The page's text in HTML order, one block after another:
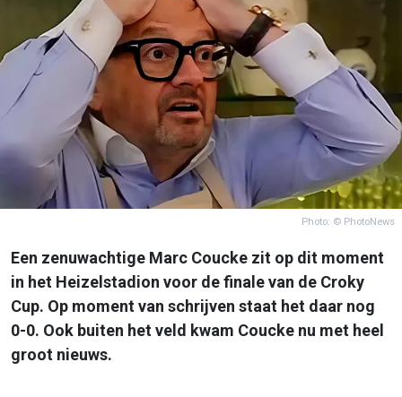
Photo: © PhotoNews
Een zenuwachtige Marc Coucke zit op dit moment
in het Heizelstadion voor de finale van de Croky
Cup. Op moment van schrijven staat het daar nog
0-0. Ook buiten het veld kwam Coucke nu met heel
groot nieuws.